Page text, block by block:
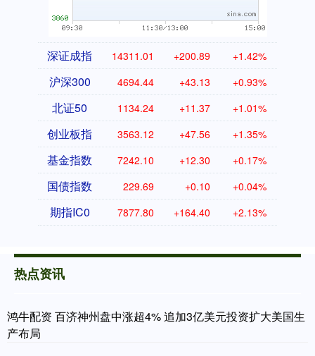
深证成指 14311.01 +200.89 +1.42%
沪深300 4694.44 +43.13 +0.93%
北证50 1134.24 +11.37 +1.01%
创业板指 3563.12 +47.56 +1.35%
基金指数 7242.10 +12.30 +0.17%
国债指数 229.69 +0.10 +0.04%
期指IC0 7877.80 +164.40 +2.13%
热点资讯
鸿牛配资 百济神州盘中涨超4% 追加3亿美元投资扩大美国生
产布局